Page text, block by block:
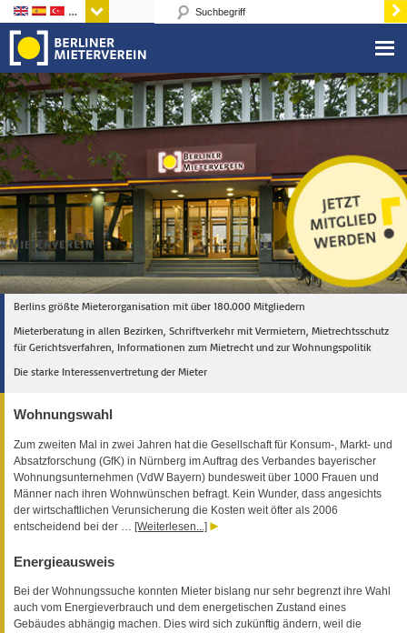
Sprachen
Berlins größte Mieterorganisation mit über 180.000 Mitgliedern
Mieterberatung in allen Bezirken, Schriftverkehr mit Vermietern, Mietrechtsschutz
für Gerichtsverfahren, Informationen zum Mietrecht und zur Wohnungspolitik
Die starke Interessenvertretung der Mieter
Wohnungswahl
Zum zweiten Mal in zwei Jahren hat die Gesellschaft für Konsum-, Markt- und
Absatzforschung (GfK) in Nürnberg im Auftrag des Verbandes bayerischer
Wohnungsunternehmen (VdW Bayern) bundesweit über 1000 Frauen und
Männer nach ihren Wohnwünschen befragt. Kein Wunder, dass angesichts
der wirtschaftlichen Verunsicherung die Kosten weit öfter als 2006
entscheidend bei der … [Weiterlesen...]
Energieausweis
Bei der Wohnungssuche konnten Mieter bislang nur sehr begrenzt ihre Wahl
auch vom Energieverbrauch und dem energetischen Zustand eines
Gebäudes abhängig machen. Dies wird sich zukünftig ändern, weil die